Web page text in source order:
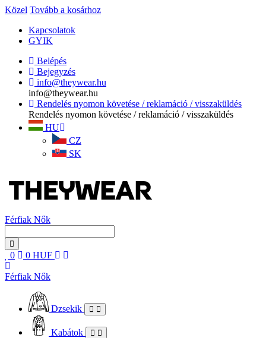
Közel Tovább a kosárhoz
Kapcsolatok
GYIK
Belépés
Bejegyzés
info@theywear.hu
info@theywear.hu
Rendelés nyomon követése / reklamáció / visszaküldés
Rendelés nyomon követése / reklamáció / visszaküldés
HU
CZ
SK
Férfiak Nők
0 0 HUF
Férfiak Nők
Dzsekik
Kabátok